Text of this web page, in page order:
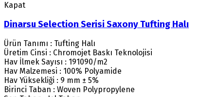
Kapat
Dinarsu Selection Serisi Saxony Tufting Halı
Ürün Tanımı : Tufting Halı
Üretim Cinsi : Chromojet Baskı Teknolojisi
Hav İlmek Sayısı : 191090/m2
Hav Malzemesi : 100% Polyamide
Hav Yüksekliği : 9 mm ± 5%
Birinci Taban : Woven Polypropylene